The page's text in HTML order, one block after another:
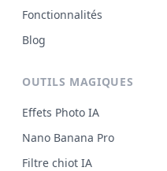
Fonctionnalités
Blog
OUTILS MAGIQUES
Effets Photo IA
Nano Banana Pro
Filtre chiot IA